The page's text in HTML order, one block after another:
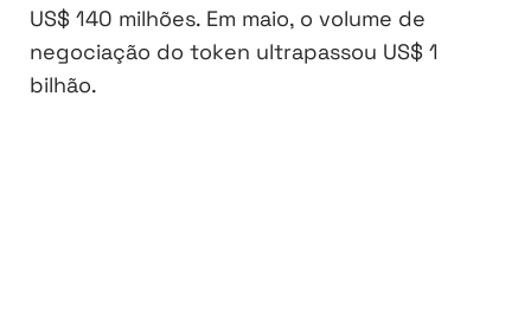
US$ 140 milhões. Em maio, o volume de
negociação do token ultrapassou US$ 1
bilhão.